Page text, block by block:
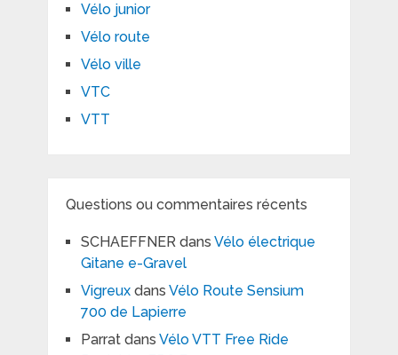
Vélo junior
Vélo route
Vélo ville
VTC
VTT
Questions ou commentaires récents
SCHAEFFNERdans Vélo électrique
Gitane e-Gravel
Vigreuxdans Vélo Route Sensium
700 de Lapierre
Parratdans Vélo VTT Free Ride